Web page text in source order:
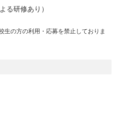
る研修あり）
の方の利用・応募を禁止しておりま